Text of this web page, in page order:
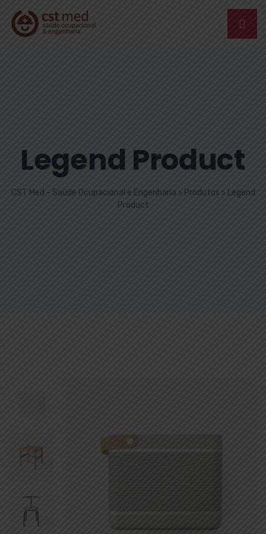
Legend Product
CST Med - Saúde Ocupacional e Engenharia > Produtos > Legend
Product